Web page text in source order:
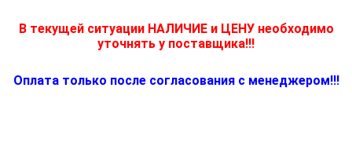
В текущей ситуации НАЛИЧИЕ и ЦЕНУ необходимо
уточнять у поставщика!!!
Оплата только после согласования с менеджером!!!